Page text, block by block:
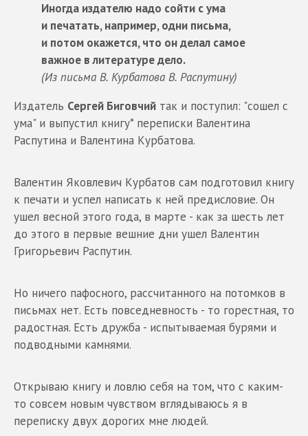
Иногда издателю надо сойти с ума
и печатать, например, одни письма,
и потом окажется, что он делал самое
важное в литературе дело.
(Из письма В. Курбатова В. Распутину)
Издатель Сергей Биговчий так и поступил: "сошел с
ума" и выпустил книгу* переписки Валентина
Распутина и Валентина Курбатова.
Валентин Яковлевич Курбатов сам подготовил книгу
к печати и успел написать к ней предисловие. Он
ушел весной этого года, в марте - как за шесть лет
до этого в первые вешние дни ушел Валентин
Григорьевич Распутин.
Но ничего пафосного, рассчитанного на потомков в
письмах нет. Есть повседневность - то горестная, то
радостная. Есть дружба - испытываемая бурями и
подводными камнями.
Открываю книгу и ловлю себя на том, что с каким-
то совсем новым чувством вглядываюсь я в
переписку двух дорогих мне людей.